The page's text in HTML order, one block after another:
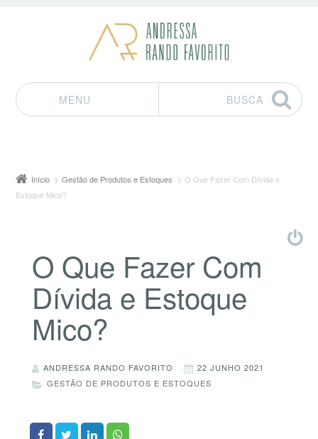
MENU
BUSCA
Início Gestão de Produtos e Estoques
O Que Fazer Com Dívida e
Estoque Mico?
O Que Fazer Com
Dívida e Estoque
Mico?
ANDRESSA RANDO FAVORITO
22 JUNHO 2021
GESTÃO DE PRODUTOS E ESTOQUES